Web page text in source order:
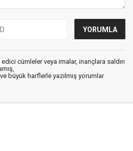
cümleler veya imalar, inançlara saldırı
büyük harflerle yazılmış yorumlar